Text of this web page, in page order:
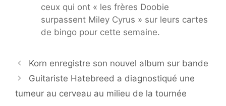
ceux qui ont « les frères Doobie
surpassent Miley Cyrus » sur leurs cartes
de bingo pour cette semaine.
Korn enregistre son nouvel album sur bande
Guitariste Hatebreed a diagnostiqué une
tumeur au cerveau au milieu de la tournée